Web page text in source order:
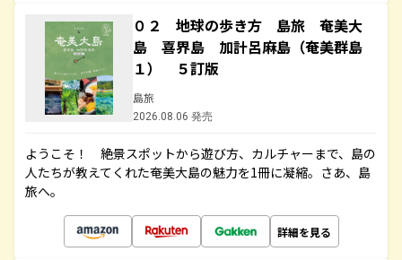
０２ 地球の歩き方 島旅 奄美大
島 喜界島 加計呂麻島（奄美群島
１） ５訂版
島旅
2026.08.06 発売
ようこそ！ 絶景スポットから遊び方、カルチャーまで、島の
人たちが教えてくれた奄美大島の魅力を1冊に凝縮。さあ、島
旅へ。
詳細を見る